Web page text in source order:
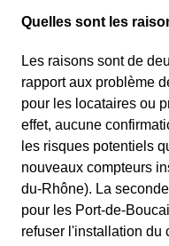
Quelles sont les
Les raisons sont de
rapport aux problème
pour les locataires ou
effet, aucune
les risques potentiels
nouveaux compteurs
du-Rhône). La
pour les Port-de-
refuser l'installation du